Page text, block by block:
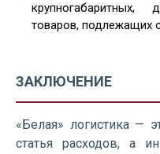
крупногабаритных,
товаров, подлежащих
ЗАКЛЮЧЕНИЕ
«Белая» логистика —
статья расходов, а